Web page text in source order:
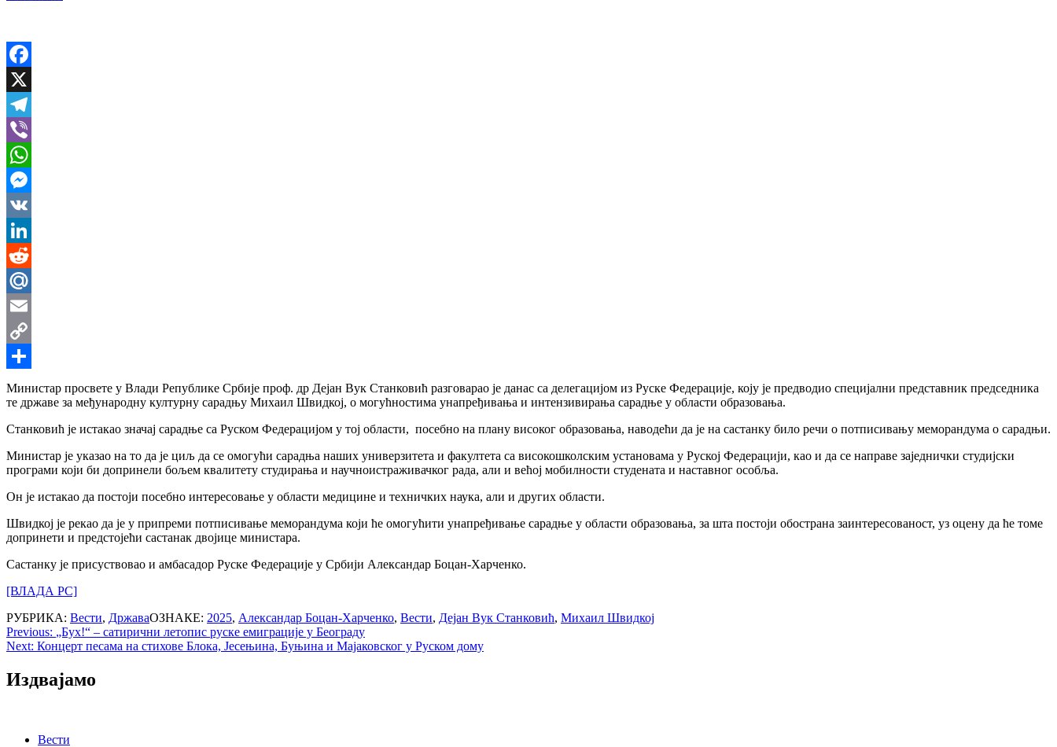
Facebook
X
Telegram
Viber
WhatsApp
Messenger
VK
LinkedIn
Reddit
Mail.Ru
Email
Copy
Link
Share
Министар просвете у Влади Републике Србије проф. др Дејан Вук Станковић разговарао је данас са делегацијом из Руске Федерације, коју је предводио специјални представник председника
те државе за међународну културну сарадњу Михаил Швидкој, о могућностима унапређивања и интензивирaња сарадње у области образовања.
Станковић је истакао значај сарадње са Руском Федерацијом у тој области, посебно на плану високог образовања, наводећи да је на састанку било речи о потписивању меморандума о сарадњи.
Министар је указао на то да је циљ да се омогући сарадња наших универзитета и факултета са високошколским установама у Руској Федерацији, као и да се направе заједнички студијски
програми који би допринели бољем квалитету студирања и научноистраживачког рада, али и већој мобилности студената и наставног особља.
Он је истакао да постоји посебно интересовање у области медицине и техничких наука, али и других области.
Швидкој је рекао да је у припреми потписивање меморандума који ће омогућити унапређивање сарадње у области образовања, за шта постоји обострана заинтересованост, уз оцену да ће томе
допринети и предстојећи састанак двојице министара.
Састанку је присуствовао и амбасадор Руске Федерације у Србији Александар Боцан-Харченко.
[ВЛАДА РС]
РУБРИКА: Вести, ДржаваОЗНАКЕ: 2025, Александар Боцан-Харченко, Вести, Дејан Вук Станковић, Михаил Швидкој
Post
navigation
Previous: „Бух!“ – сатирични летопис руске емиграције у Београду
Next: Концерт песама на стихове Блока, Јесењина, Буњина и Мајаковског у Руском дому
Издвајамо
Вести